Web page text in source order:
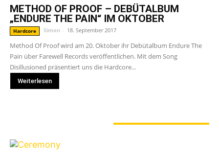
METHOD OF PROOF – DEBÜTALBUM
„ENDURE THE PAIN“ IM OKTOBER
Hardcore Simon - 18. September 2017
Method Of Proof wird am 20. Oktober ihr Debütalbum Endure The
Pain über Farewell Records veröffentlichen. Mit dem Song
Disillusioned präsentiert uns die Hardcore...
Weiterlesen